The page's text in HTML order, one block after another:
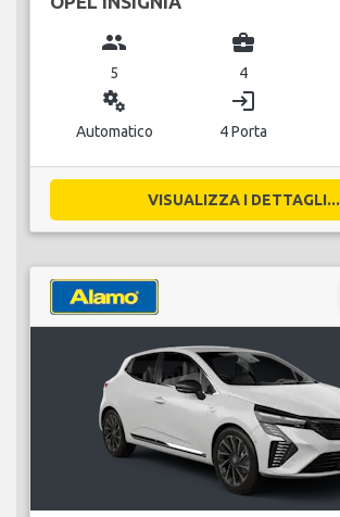
group
5
business_center
4
miscellaneous_services
Automatico
login
4 Porta
VISUALIZZA I DETTAGLI...